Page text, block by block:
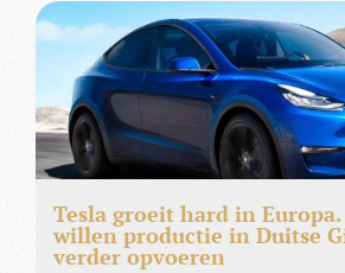
Tesla groeit hard in
willen productie in Duitse
verder opvoeren